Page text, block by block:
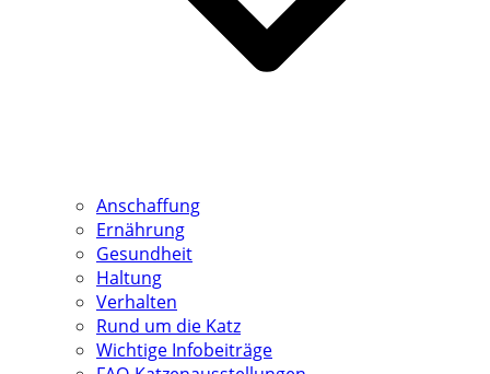
Anschaffung
Ernährung
Gesundheit
Haltung
Verhalten
Rund um die Katz
Wichtige Infobeiträge